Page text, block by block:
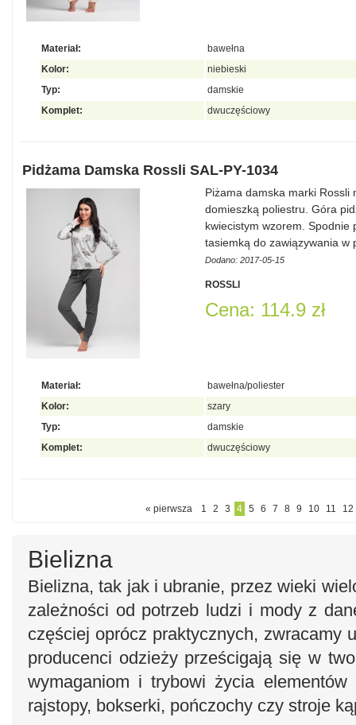
Materiał:
bawełna
Kolor:
niebieski
Typ:
damskie
Komplet:
dwuczęściowy
Pidżama Damska Rossli SAL-PY-1034
Piżama damska marki Rossli
domieszką poliestru. Góra
kwiecistym wzorem. Spodnie
tasiemką do zawiązywania w
Dodano: 2017-05-15
ROSSLI
Cena: 114.9 zł
Materiał:
bawełna/poliester
Kolor:
szary
Typ:
damskie
Komplet:
dwuczęściowy
« pierwsza 1 2 3 4 5 6 7 8 9 10 11 12
Bielizna
Bielizna, tak jak i ubranie, przez wieki
zależności od potrzeb ludzi i mody z
częściej oprócz praktycznych, zwracamy
producenci odzieży prześcigają się w
wymaganiom i trybowi życia
rajstopy, bokserki, pończochy czy stroje